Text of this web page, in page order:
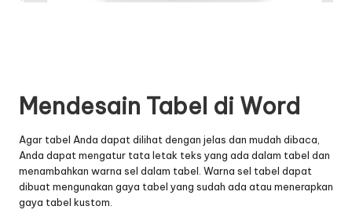
Mendesain Tabel di Word
Agar tabel Anda dapat dilihat dengan jelas dan mudah dibaca,
Anda dapat mengatur tata letak teks yang ada dalam tabel dan
menambahkan warna sel dalam tabel. Warna sel tabel dapat
dibuat mengunakan gaya tabel yang sudah ada atau menerapkan
gaya tabel kustom.